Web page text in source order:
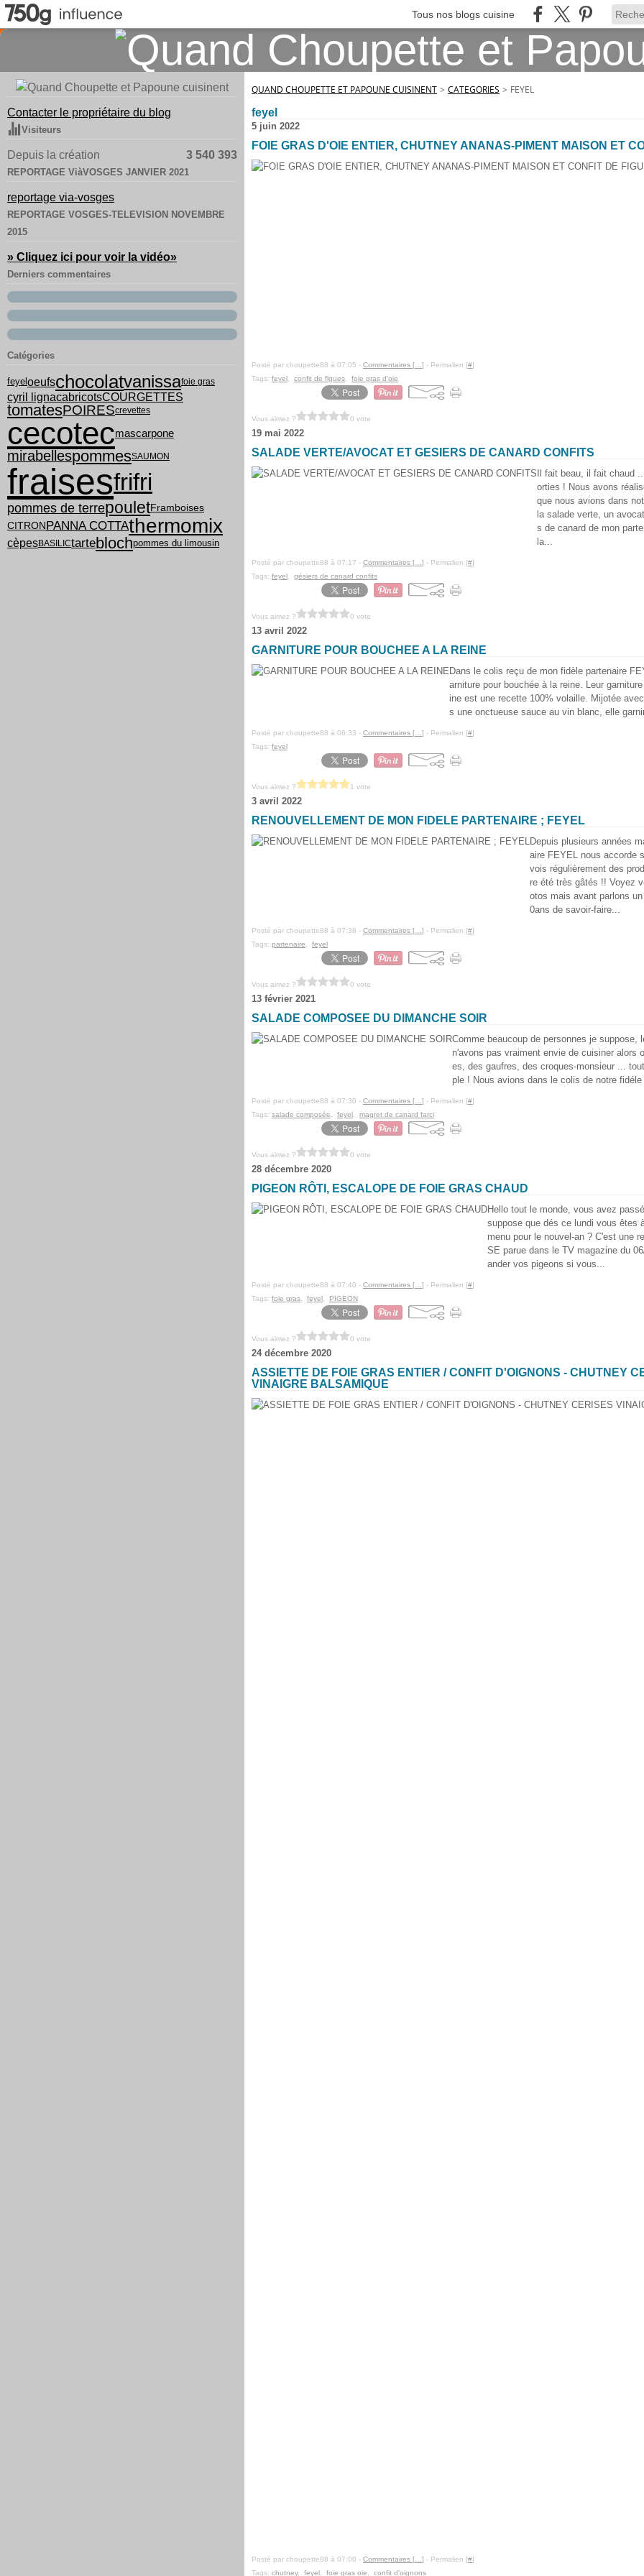
Tous nos blogs cuisine
Contacter le propriétaire du blog
Visiteurs
Depuis la création 3 540 393
REPORTAGE ViàVOSGES JANVIER 2021
reportage via-vosges
REPORTAGE VOSGES-TELEVISION NOVEMBRE
2015
» Cliquez ici pour voir la vidéo»
Derniers commentaires
Catégories
feyel oeufschocolatvanissafoie gras
cyril lignacabricotsCOURGETTES
tomatesPOIREScrevettes
cecotecmascarpone
mirabellespommesSAUMON
fraisesfrifri
pommes de terrepouletFramboises
CITRON PANNA COTTAthermomix
cèpesBASILICtarteblochpommes du limousin
QUAND CHOUPETTE ET PAPOUNE CUISINENT > CATEGORIES > FEYEL
feyel
5 juin 2022
FOIE GRAS D'OIE ENTIER, CHUTNEY ANANAS-PIMENT MAISON ET
Posté par choupette88 à 07:05 - Commentaires [ ] - Permalien [#]
Tags: feyel confit de figues foie gras d'oie
Vous aimez ? 0 vote
19 mai 2022
SALADE VERTE/AVOCAT ET GESIERS DE CANARD CONFITS
Il fait beau, il fait chaud
orties ! Nous avons
que nous avions dans
la salade verte, un
s de canard de mon
la...
Posté par choupette88 à 07:17 - Commentaires [ ] - Permalien [#]
Tags: feyel gésiers de canard confits
Vous aimez ? 0 vote
13 avril 2022
GARNITURE POUR BOUCHEE A LA REINE
Dans le colis reçu de mon fidèle partenaire
arniture pour bouchée à la reine. Leur
ine est une recette 100% volaille. Mijotée
s une onctueuse sauce au vin blanc, elle
Posté par choupette88 à 06:33 - Commentaires [ ] - Permalien [#]
Tags: feyel
Vous aimez ? 1 vote
3 avril 2022
RENOUVELLEMENT DE MON FIDELE PARTENAIRE ; FEYEL
Depuis plusieurs années
aire FEYEL nous accorde
vois régulièrement des
re été très gâtés !! Voyez
otos mais avant parlons
0ans de savoir-faire...
Posté par choupette88 à 07:38 - Commentaires [ ] - Permalien [#]
Tags: partenaire feyel
Vous aimez ? 0 vote
13 février 2021
SALADE COMPOSEE DU DIMANCHE SOIR
Comme beaucoup de personnes je suppose,
n'avons pas vraiment envie de cuisiner alors
es, des gaufres, des croques-monsieur ...
ple ! Nous avions dans le colis de notre fidéle
Posté par choupette88 à 07:30 - Commentaires [ ] - Permalien [#]
Tags: salade composée feyel magret de canard farci
Vous aimez ? 0 vote
28 décembre 2020
PIGEON RÔTI, ESCALOPE DE FOIE GRAS CHAUD
Hello tout le monde, vous avez
suppose que dés ce lundi vous êtes
menu pour le nouvel-an ? C'est une
SE parue dans le TV magazine du
ander vos pigeons si vous...
Posté par choupette88 à 07:40 - Commentaires [ ] - Permalien [#]
Tags: foie gras feyel PIGEON
Vous aimez ? 0 vote
24 décembre 2020
ASSIETTE DE FOIE GRAS ENTIER / CONFIT D'OIGNONS - CHUTNEY
VINAIGRE BALSAMIQUE
Posté par choupette88 à 07:00 - Commentaires [ ] - Permalien [#]
Tags: chutney, feyel foie gras oie confit d'oignons